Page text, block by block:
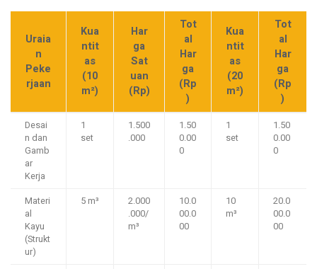
Uraia
n
Peke
rjaan
Kua
ntit
as
(10
m²)
Har
ga
Sat
uan
(Rp)
Tot
al
Har
ga
(Rp
)
Kua
ntit
as
(20
m²)
Tot
al
Har
ga
(Rp
)
Desai
n dan
Gamb
ar
Kerja
1
set
1.500
.000
1.50
0.00
0
1
set
1.50
0.00
0
Materi
al
Kayu
(Strukt
ur)
5 m³
2.000
.000/
m³
10.0
00.0
00
10
m³
20.0
00.0
00